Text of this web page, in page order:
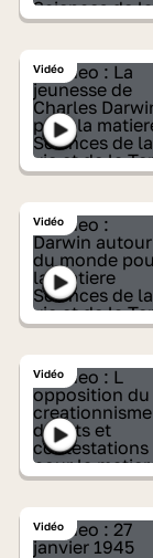
Vidéo
Vidéo
Vidéo
Vidéo